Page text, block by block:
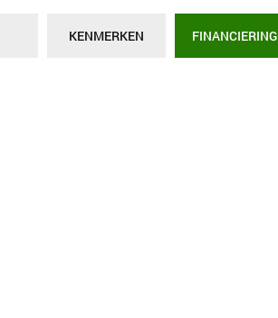
KENMERKEN FINANCIERING